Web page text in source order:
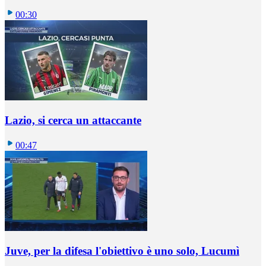
00:30
Lazio, si cerca un attaccante
00:47
Juve, per la difesa l'obiettivo è uno solo, Lucumì